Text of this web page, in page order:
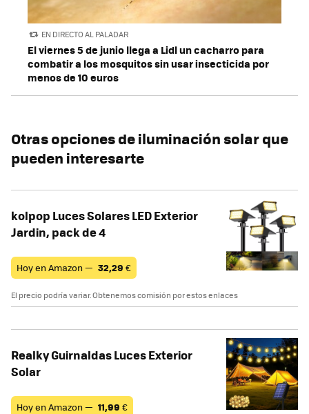
EN DIRECTO AL PALADAR
El viernes 5 de junio llega a Lidl un cacharro para
combatir a los mosquitos sin usar insecticida por
menos de 10 euros
Otras opciones de iluminación solar que
pueden interesarte
kolpop Luces Solares LED Exterior
Jardin, pack de 4
Hoy en Amazon — 32,29 €
El precio podría variar. Obtenemos comisión por estos enlaces
Realky Guirnaldas Luces Exterior
Solar
Hoy en Amazon — 11,99 €